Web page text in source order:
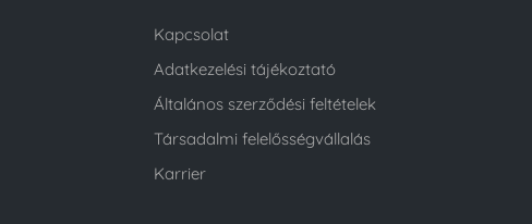
Kapcsolat
Adatkezelési tájékoztató
Általános szerződési feltételek
Társadalmi felelősségvállalás
Karrier